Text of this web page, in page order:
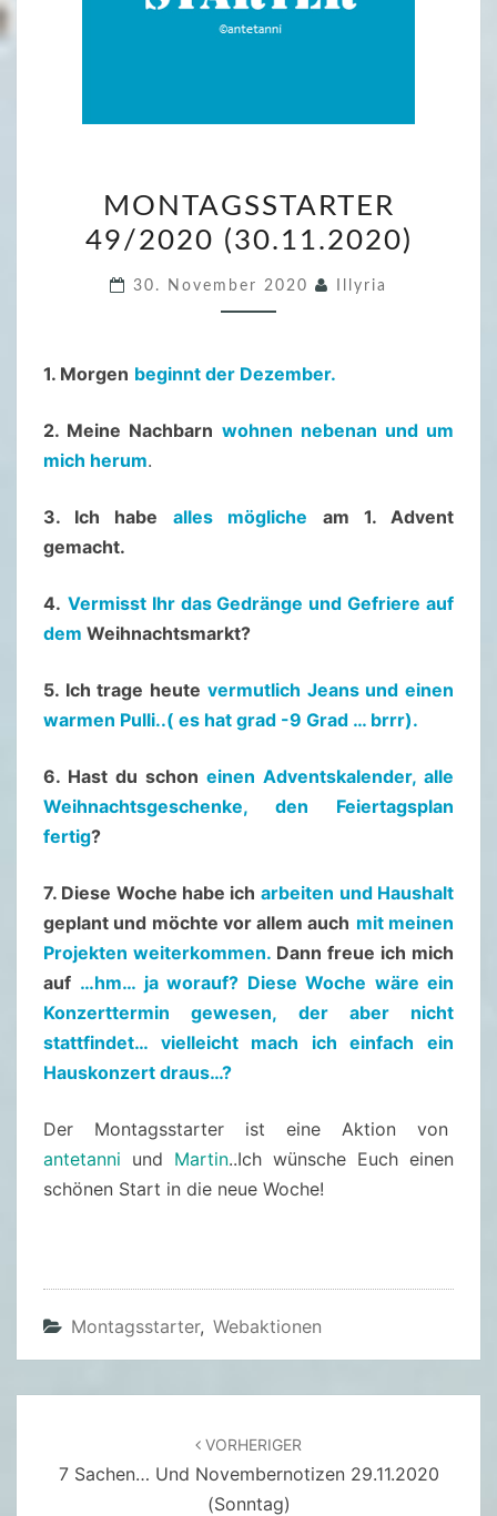
O
N
T
T
4
9
2
0
0
.
1
1
.
2
0
)
MONTAGSSTARTER
49/2020 (30.11.2020)
30. November 2020 Illyria
1. Morgen beginnt der Dezember.
2. Meine Nachbarn wohnen nebenan und um
mich herum.
3. Ich habe alles mögliche
am 1. Advent
gemacht.
4. Vermisst Ihr das Gedränge und Gefriere auf
dem Weihnachtsmarkt?
5. Ich trage heute vermutlich Jeans und einen
warmen Pulli..( es hat grad -9 Grad … brrr).
6. Hast du schon einen Adventskalender, alle
Weihnachtsgeschenke, den Feiertagsplan
fertig?
7. Diese Woche habe ich arbeiten und Haushalt
geplant und möchte vor allem auch mit meinen
Projekten weiterkommen. Dann freue ich mich
auf …hm… ja worauf? Diese Woche wäre ein
Konzerttermin gewesen, der aber nicht
stattfindet… vielleicht mach ich einfach ein
Hauskonzert draus…?
Der Montagsstarter ist eine Aktion von
antetanni und Martin..Ich wünsche Euch einen
schönen Start in die neue Woche!
Montagsstarter, Webaktionen
VORHERIGER
7 Sachen… Und Novembernotizen 29.11.2020
(Sonntag)